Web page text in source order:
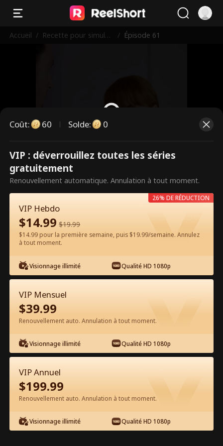
Accueil / Recette pour simuler
/ Épisode 61
Ce sont des épisodes payants.
Débloquez pour regarder.
Regarder gratuitement sur l'App
Épisode 61 - Recette pour simuler un
mariage Film complet
0-49 50-74 Tous les épisodes
Coût: 60 Solde: 0
VIP : déverrouillez toutes les séries
gratuitement
Renouvellement automatique. Annulation à tout moment.
VIP Hebdo
$14.99 $19.99
$14.99 pour la première semaine, puis $19.99/semaine. Annulez
à tout moment.
Visionnage illimité Qualité HD 1080p
26% DE RÉDUCTION
VIP Mensuel
$39.99
Renouvellement auto. Annulation à tout moment.
Visionnage illimité Qualité HD 1080p
VIP Annuel
$199.99
Renouvellement auto. Annulation à tout moment.
Visionnage illimité Qualité HD 1080p